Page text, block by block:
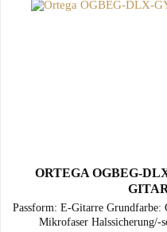
ORTEGA OGBEG-
Passform: E-Gitarre Grundfarbe:
Mikrofaser Halssicherung/-